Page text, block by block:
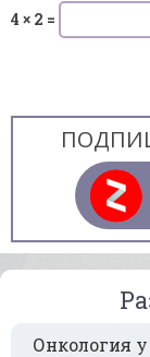
4 × 2 =
Онкология